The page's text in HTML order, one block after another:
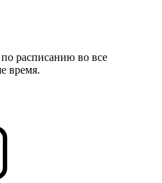
расписанию во все
время.